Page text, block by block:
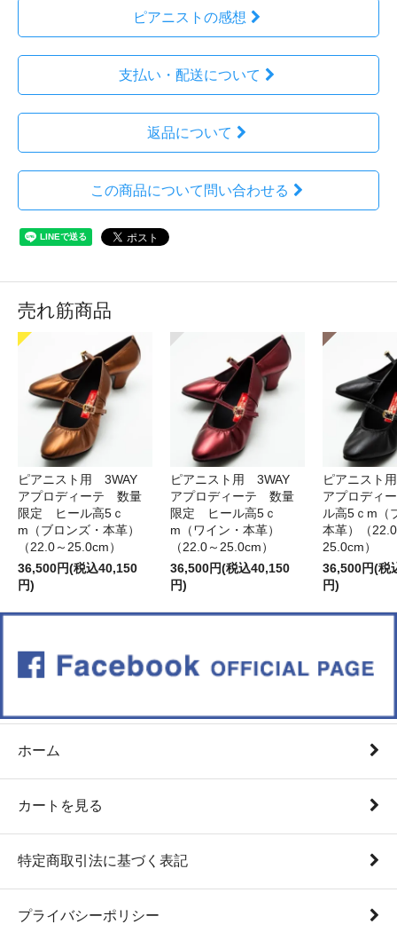
ピアニストの感想
支払い・配送について
返品について
この商品について問い合わせる
売れ筋商品
ピアニスト用 3WAY
アプロディーテ 数量
限定 ヒール高5ｃ
m（ブロンズ・本革）
（22.0～25.0cm）
36,500円(税込40,150
円)
ピアニスト用 3WAY
アプロディーテ 数量
限定 ヒール高5ｃ
m（ワイン・本革）
（22.0～25.0cm）
36,500円(税込40,150
円)
ピアニスト
アプロディ
ル高5ｃm（
本革）（
25.0cm）
36,500円(税
円)
ホーム
カートを見る
特定商取引法に基づく表記
プライバシーポリシー